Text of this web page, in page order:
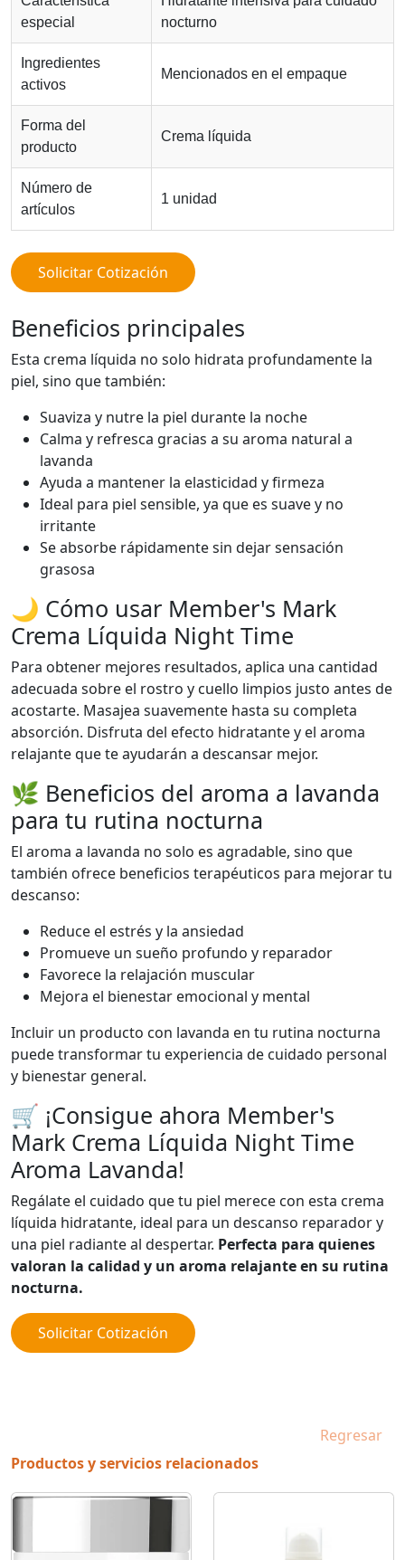
especial
nocturno
Ingredientes
activos
Mencionados en el empaque
Forma del
producto
Crema líquida
Número de
artículos
1 unidad
Solicitar Cotización
Beneficios principales
Esta crema líquida no solo hidrata profundamente la
piel, sino que también:
Suaviza y nutre la piel durante la noche
Calma y refresca gracias a su aroma natural a
lavanda
Ayuda a mantener la elasticidad y firmeza
Ideal para piel sensible, ya que es suave y no
irritante
Se absorbe rápidamente sin dejar sensación
grasosa
🌙 Cómo usar Member's Mark
Crema Líquida Night Time
Para obtener mejores resultados, aplica una cantidad
adecuada sobre el rostro y cuello limpios justo antes de
acostarte. Masajea suavemente hasta su completa
absorción. Disfruta del efecto hidratante y el aroma
relajante que te ayudarán a descansar mejor.
🌿 Beneficios del aroma a lavanda
para tu rutina nocturna
El aroma a lavanda no solo es agradable, sino que
también ofrece beneficios terapéuticos para mejorar tu
descanso:
Reduce el estrés y la ansiedad
Promueve un sueño profundo y reparador
Favorece la relajación muscular
Mejora el bienestar emocional y mental
Incluir un producto con lavanda en tu rutina nocturna
puede transformar tu experiencia de cuidado personal
y bienestar general.
🛒 ¡Consigue ahora Member's
Mark Crema Líquida Night Time
Aroma Lavanda!
Regálate el cuidado que tu piel merece con esta crema
líquida hidratante, ideal para un descanso reparador y
una piel radiante al despertar. Perfecta para quienes
valoran la calidad y un aroma relajante en su rutina
nocturna.
Solicitar Cotización
Regresar
Productos y servicios relacionados